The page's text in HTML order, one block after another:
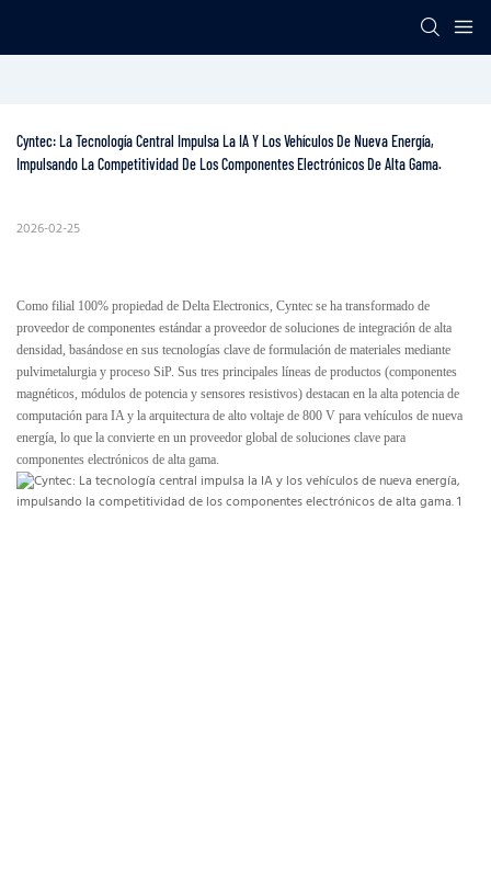
Cyntec: La Tecnología Central Impulsa La IA Y Los Vehículos De Nueva Energía,
Impulsando La Competitividad De Los Componentes Electrónicos De Alta Gama.
2026-02-25
Como filial 100% propiedad de Delta Electronics, Cyntec se ha transformado de
proveedor de componentes estándar a proveedor de soluciones de integración de alta
densidad, basándose en sus tecnologías clave de formulación de materiales mediante
pulvimetalurgia y proceso SiP. Sus tres principales líneas de productos (componentes
magnéticos, módulos de potencia y sensores resistivos) destacan en la alta potencia de
computación para IA y la arquitectura de alto voltaje de 800 V para vehículos de nueva
energía, lo que la convierte en un proveedor global de soluciones clave para
componentes electrónicos de alta gama.